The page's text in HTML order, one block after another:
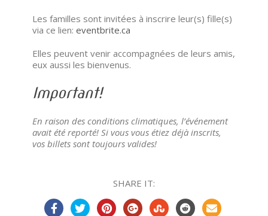
Les familles sont invitées à inscrire leur(s) fille(s)
via ce lien: eventbrite.ca
Elles peuvent venir accompagnées de leurs amis,
eux aussi les bienvenus.
Important!
En raison des conditions climatiques, l’événement
avait été reporté! Si vous vous étiez déjà inscrits,
vos billets sont toujours valides!
SHARE IT: